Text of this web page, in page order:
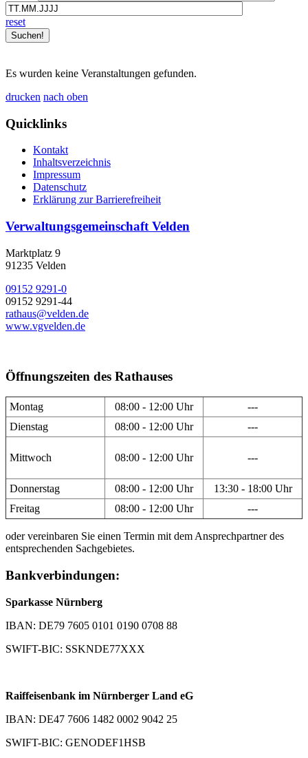
reset
Es wurden keine Veranstaltungen gefunden.
drucken nach oben
Quicklinks
Kontakt
Inhaltsverzeichnis
Impressum
Datenschutz
Erklärung zur Barrierefreiheit
Verwaltungsgemeinschaft Velden
Marktplatz 9
91235 Velden
09152 9291-0
09152 9291-44
rathaus@velden.de
www.vgvelden.de
Öffnungszeiten des Rathauses
Montag 08:00 - 12:00 Uhr
---
Dienstag
08:00 - 12:00 Uhr ---
Mittwoch 08:00 - 12:00 Uhr ---
Donnerstag 08:00 - 12:00 Uhr
13:30 - 18:00 Uhr
Freitag
08:00 - 12:00 Uhr ---
oder vereinbaren Sie einen Termin mit dem Ansprechpartner des
entsprechenden Sachgebietes.
Bankverbindungen:
Sparkasse Nürnberg
IBAN: DE79 7605 0101 0190 0708 88
SWIFT-BIC: SSKNDE77XXX
Raiffeisenbank im Nürnberger Land eG
IBAN: DE47 7606 1482 0002 9042 25
SWIFT-BIC: GENODEF1HSB